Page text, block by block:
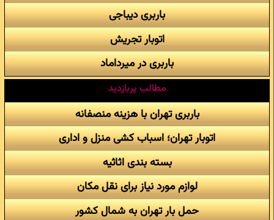
باربری دیباجی
اتوبار تجریش
باربری در میرداماد
مطالب پربازدید
باربری تهران با هزینه منصفانه
اتوبار تهران؛ اسباب کشی منزل و اداری
بسته بندی اثاثیه
لوازم مورد نیاز برای نقل مکان
حمل بار تهران به شمال کشور